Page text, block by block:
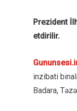
Prezident
etdirilir.
inzibati
Badara,